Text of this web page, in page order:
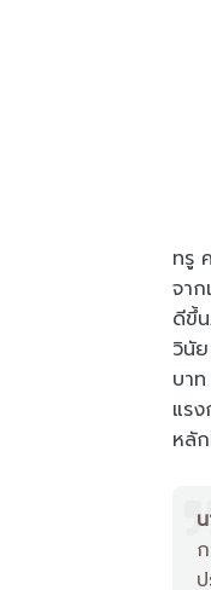
ทรู
จา
ดีขึ้
วินั
บา
แร
หลั